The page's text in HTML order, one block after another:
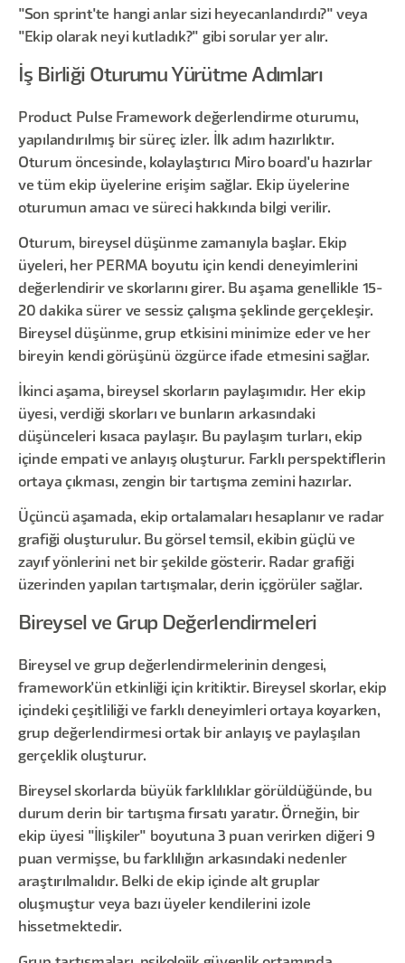
"Son sprint'te hangi anlar sizi heyecanlandırdı?" veya
"Ekip olarak neyi kutladık?" gibi sorular yer alır.
İş Birliği Oturumu Yürütme Adımları
Product Pulse Framework değerlendirme oturumu,
yapılandırılmış bir süreç izler. İlk adım hazırlıktır.
Oturum öncesinde, kolaylaştırıcı Miro board'u hazırlar
ve tüm ekip üyelerine erişim sağlar. Ekip üyelerine
oturumun amacı ve süreci hakkında bilgi verilir.
Oturum, bireysel düşünme zamanıyla başlar. Ekip
üyeleri, her PERMA boyutu için kendi deneyimlerini
değerlendirir ve skorlarını girer. Bu aşama genellikle 15-
20 dakika sürer ve sessiz çalışma şeklinde gerçekleşir.
Bireysel düşünme, grup etkisini minimize eder ve her
bireyin kendi görüşünü özgürce ifade etmesini sağlar.
İkinci aşama, bireysel skorların paylaşımıdır. Her ekip
üyesi, verdiği skorları ve bunların arkasındaki
düşünceleri kısaca paylaşır. Bu paylaşım turları, ekip
içinde empati ve anlayış oluşturur. Farklı perspektiflerin
ortaya çıkması, zengin bir tartışma zemini hazırlar.
Üçüncü aşamada, ekip ortalamaları hesaplanır ve radar
grafiği oluşturulur. Bu görsel temsil, ekibin güçlü ve
zayıf yönlerini net bir şekilde gösterir. Radar grafiği
üzerinden yapılan tartışmalar, derin içgörüler sağlar.
Bireysel ve Grup Değerlendirmeleri
Bireysel ve grup değerlendirmelerinin dengesi,
framework'ün etkinliği için kritiktir. Bireysel skorlar, ekip
içindeki çeşitliliği ve farklı deneyimleri ortaya koyarken,
grup değerlendirmesi ortak bir anlayış ve paylaşılan
gerçeklik oluşturur.
Bireysel skorlarda büyük farklılıklar görüldüğünde, bu
durum derin bir tartışma fırsatı yaratır. Örneğin, bir
ekip üyesi "İlişkiler" boyutuna 3 puan verirken diğeri 9
puan vermişse, bu farklılığın arkasındaki nedenler
araştırılmalıdır. Belki de ekip içinde alt gruplar
oluşmuştur veya bazı üyeler kendilerini izole
hissetmektedir.